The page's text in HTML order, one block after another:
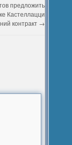
предложить
Кастеллацци
контракт →